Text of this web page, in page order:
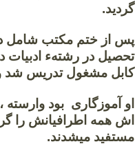
گردید.
پس از ختم مکتب شامل
تحصیل در رشتهء ادبیات
کابل مشغول تدریس شد و
او آموزگاری بود
اش همه اطرافیانش را
مستفید میشدند.